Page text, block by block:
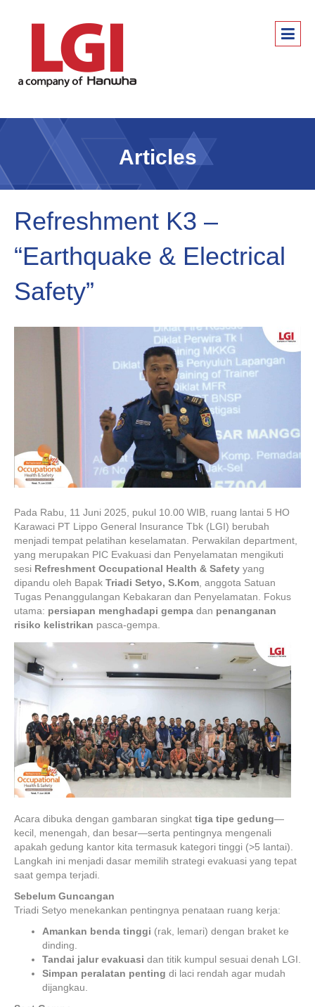
Articles
Refreshment K3 –
“Earthquake & Electrical
Safety”
Pada Rabu, 11 Juni 2025, pukul 10.00 WIB, ruang lantai 5 HO
Karawaci PT Lippo General Insurance Tbk (LGI) berubah
menjadi tempat pelatihan keselamatan. Perwakilan department,
yang merupakan PIC Evakuasi dan Penyelamatan mengikuti
sesi Refreshment Occupational Health & Safety yang
dipandu oleh Bapak Triadi Setyo, S.Kom , anggota Satuan
Tugas Penanggulangan Kebakaran dan Penyelamatan. Fokus
utama: persiapan menghadapi gempa dan penanganan
risiko kelistrikan pasca-gempa.
Acara dibuka dengan gambaran singkat tiga tipe gedung—
kecil, menengah, dan besar—serta pentingnya mengenali
apakah gedung kantor kita termasuk kategori tinggi (>5 lantai).
Langkah ini menjadi dasar memilih strategi evakuasi yang tepat
saat gempa terjadi.
Sebelum Guncangan
Triadi Setyo menekankan pentingnya penataan ruang kerja:
Amankan benda tinggi (rak, lemari) dengan braket ke
dinding.
Tandai jalur evakuasi dan titik kumpul sesuai denah LGI.
Simpan peralatan penting di laci rendah agar mudah
dijangkau.